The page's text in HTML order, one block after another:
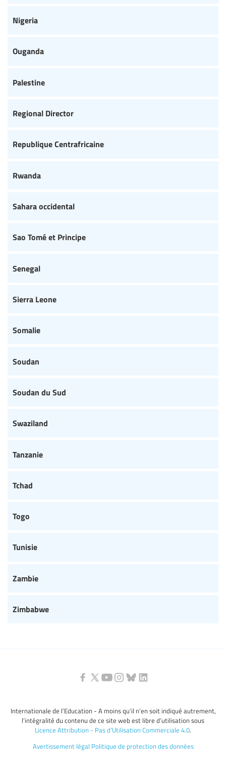
Nigeria
Ouganda
Palestine
Regional Director
Republique Centrafricaine
Rwanda
Sahara occidental
Sao Tomé et Principe
Senegal
Sierra Leone
Somalie
Soudan
Soudan du Sud
Swaziland
Tanzanie
Tchad
Togo
Tunisie
Zambie
Zimbabwe
Internationale de l’Education - A moins qu’il n’en soit indiqué autrement,
l’intégralité du contenu de ce site web est libre d’utilisation sous
Licence Attribution - Pas d’Utilisation Commerciale 4.0.
Avertissement légal Politique de protection des données